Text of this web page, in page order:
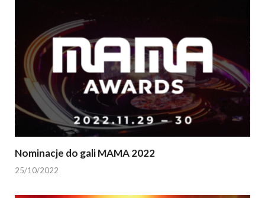
Nominacje do gali MAMA 2022
25/10/2022